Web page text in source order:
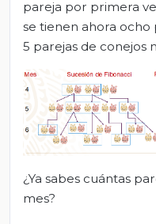
pareja por primera
se tienen ahora ocho
5 parejas de conejos
¿Ya sabes cuántas
mes?